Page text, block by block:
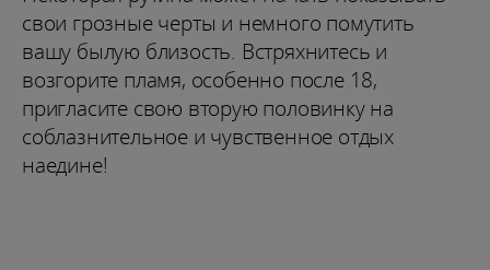
свои грозные черты и немного помутить
вашу былую близость. Встряхнитесь и
возгорите пламя, особенно после 18,
пригласите свою вторую половинку на
соблазнительное и чувственное отдых
наедине!